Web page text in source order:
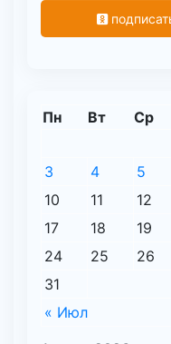
Пн Вт Ср
« Июл
3
4 5
10
11 12
17
18 19
24
25 26
31